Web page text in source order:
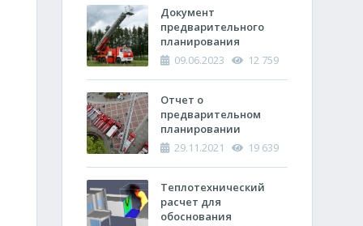
подразделений по
тушению пожара
Документ
предварительного
планирования
действий по тушению
спасательных работ
(ОПП)
09.06.2023 12 759
Отчет о
предварительном
планировании
действий пожарно-
тушению пожара и
проведению
аварийно-
29.11.2021 19 639
Теплотехнический
расчет ​для
обоснования